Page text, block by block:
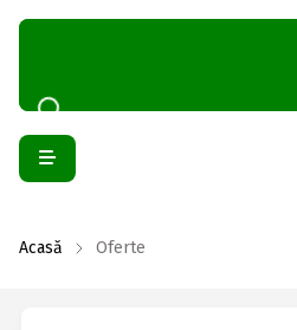
Acasă Oferte